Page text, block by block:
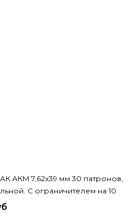
АКМ 7,62х39 мм 30 патронов,
С ограничителем на 10